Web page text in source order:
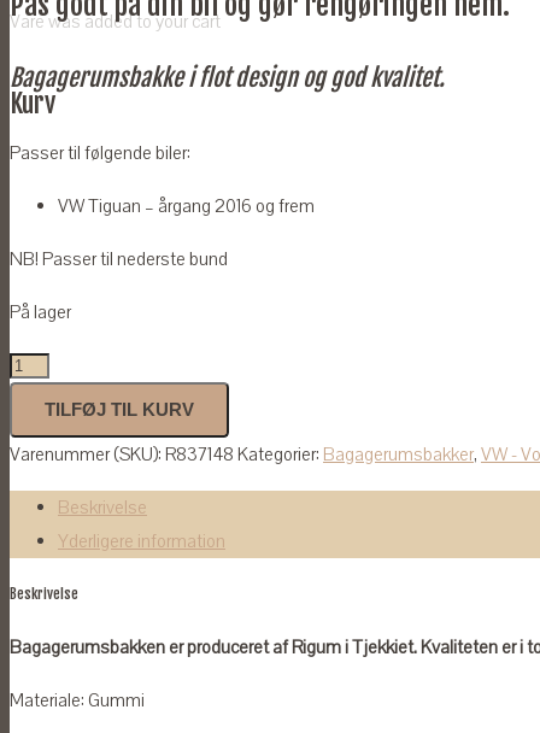
Varewas added to your cart
Kurv
Bagagerumsbakke i flot design og god kvalitet.
Passer til følgende biler:
VW Tiguan – årgang 2016 og frem
NB! Passer til nederste bund
På lager
Bagagerumsbakke
VW
Tiguan
2016-
(Nederste)
antal
TILFØJ TIL KURV
Varenummer (SKU): R837148 Kategorier: Bagagerumsbakker, VW -
Beskrivelse
Yderligere information
Beskrivelse
Bagagerumsbakken er produceret af Rigum i Tjekkiet. Kvaliteten er i
Materiale: Gummi